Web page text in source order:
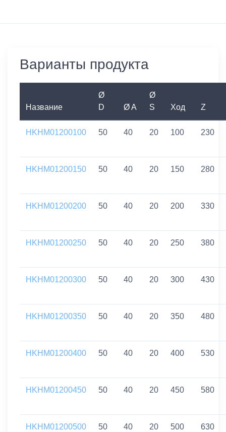
Варианты продукта
Название
Ø
D
Ø A
Ø
S
Ход Z
HKHM01200100 50 40 20 100 230
HKHM01200150 50 40 20 150 280
HKHM01200200 50 40 20 200 330
HKHM01200250 50 40 20 250 380
HKHM01200300 50 40 20 300 430
HKHM01200350 50 40 20 350 480
HKHM01200400 50 40 20 400 530
HKHM01200450 50 40 20 450 580
HKHM01200500 50 40 20 500 630